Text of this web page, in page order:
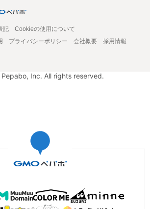
記
Cookieの使用について
プライバシーポリシー 会社概要
採用情報
Inc. All rights reserved.